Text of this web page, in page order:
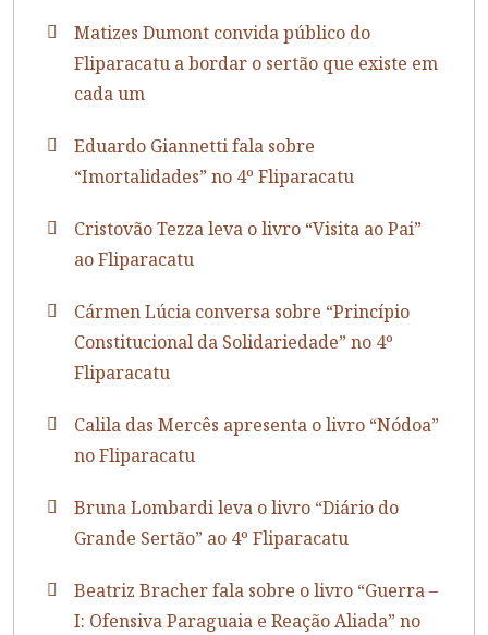
Matizes Dumont convida público do
Fliparacatu a bordar o sertão que existe em
cada um
Eduardo Giannetti fala sobre
“Imortalidades” no 4º Fliparacatu
Cristovão Tezza leva o livro “Visita ao Pai”
ao Fliparacatu
Cármen Lúcia conversa sobre “Princípio
Constitucional da Solidariedade” no 4º
Fliparacatu
Calila das Mercês apresenta o livro “Nódoa”
no Fliparacatu
Bruna Lombardi leva o livro “Diário do
Grande Sertão” ao 4º Fliparacatu
Beatriz Bracher fala sobre o livro “Guerra –
I: Ofensiva Paraguaia e Reação Aliada” no